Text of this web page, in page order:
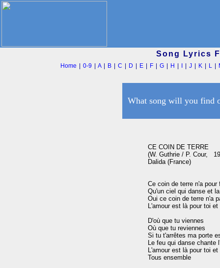
Song Lyrics
Home |0-9 |A| B |C D E F |G H |J K L
What song will you find
CE COIN DE TERRE
(W. Guthrie / P. Cour,
Dalida (France)
Ce coin de terre n'a pour
Qu'un ciel qui danse et
Oui ce coin de terre n'a
L'amour est là pour toi et
D'où que tu viennes
Où que tu reviennes
Si tu t'arrêtes ma porte
Le feu qui danse chante
L'amour est là pour toi et
Tous ensemble